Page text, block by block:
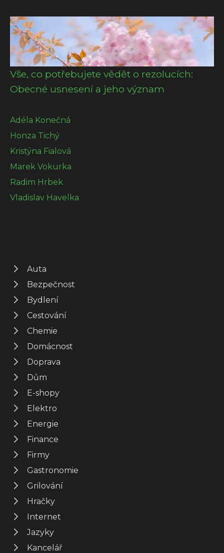
Vše, co potřebujete vědět o rezolucích:
Obecné usnesení a jeho význam
Adéla Konečná
Honza Tichý
Kristýna Fialová
Marek Vokurka
Radim Hrbek
Vladislav Havelka
Auta
Bezpečnost
Bydlení
Cestování
Chemie
Domácnost
Doprava
Dům
E-shopy
Elektro
Energie
Finance
Firmy
Gastronomie
Grilování
Hračky
Internet
Jazyky
Kancelář